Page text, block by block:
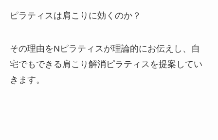
ピラティスは肩こりに効くのか？
その理由をNピラティスが理論的にお伝えし、自
宅でもできる肩こり解消ピラティスを提案してい
きます。